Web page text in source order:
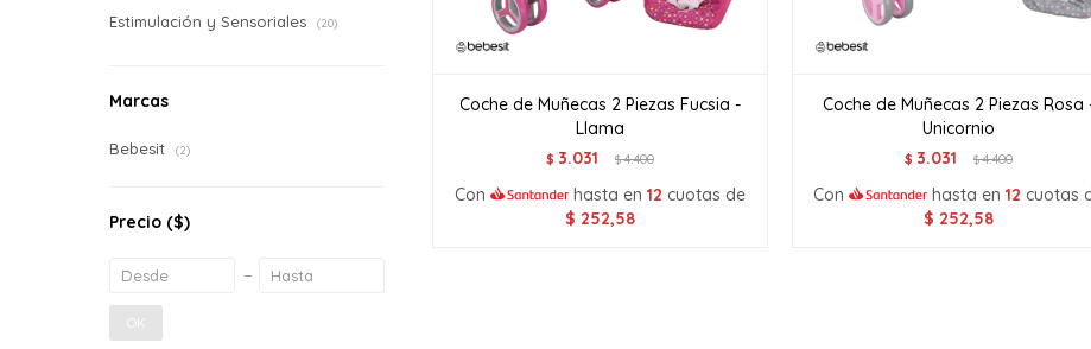
Coche de Muñecas 2 Piezas Fucsia -
Llama
$ 3.031 $4.400
Con hasta en 12 cuotas de
$ 252,58
Coche de Muñecas 2 Piezas Rosa
Unicornio
$ 3.031 $4.400
Con hasta en12 cuotas
$ 252,58
Estimulación y Sensoriales (20)
Marcas
Bebesit (2)
Precio ($)
OK